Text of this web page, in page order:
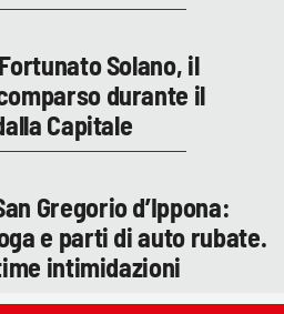
Solano, il
durante il
Capitale
Gregorio d’Ippona:
e parti di auto rubate.
intimidazioni